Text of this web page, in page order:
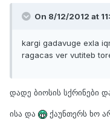
On 8/12/2012 at
kargi gadavuge exla
ragacas ver vutiteb
დადე ბიოსის სქრინები
ისა და
ქაუნთერს ხო